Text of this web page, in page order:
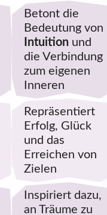
Betont die
Bedeutung von
Intuition und
die Verbindung
zum eigenen
Inneren
Repräsentiert
Erfolg, Glück
und das
Erreichen von
Zielen
Inspiriert dazu,
an Träume zu